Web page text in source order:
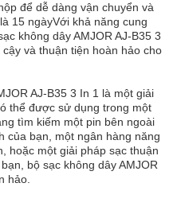
để dễ dàng vận chuyển và
15 ngàyVới khả năng cung
không dây AMJOR AJ-B35 3
và thuận tiện hoàn hảo cho
AJ-B35 3 In 1 là một giải
thể được sử dụng trong một
tìm kiếm một pin bên ngoài
của bạn, một ngân hàng năng
hoặc một giải pháp sạc thuận
bộ sạc không dây AMJOR
hảo.